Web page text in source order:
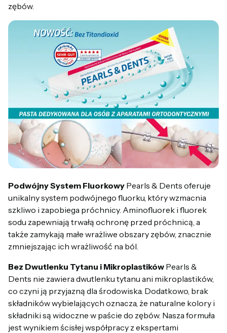
zębów.
Podwójny System Fluorkowy Pearls & Dents oferuje
unikalny system podwójnego fluorku, który wzmacnia
szkliwo i zapobiega próchnicy. Aminofluorek i fluorek
sodu zapewniają trwałą ochronę przed próchnicą, a
także zamykają małe wrażliwe obszary zębów, znacznie
zmniejszając ich wrażliwość na ból.
Bez Dwutlenku Tytanu i Mikroplastików Pearls &
Dents nie zawiera dwutlenku tytanu ani mikroplastików,
co czyni ją przyjazną dla środowiska. Dodatkowo, brak
składników wybielających oznacza, że naturalne kolory i
składniki są widoczne w paście do zębów. Nasza formuła
jest wynikiem ścisłej współpracy z ekspertami